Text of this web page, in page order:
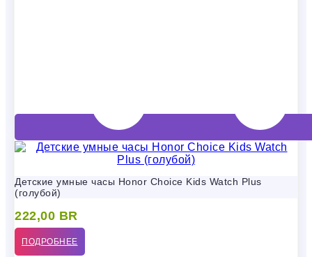
Детские умные часы Honor Choice Kids Watch Plus
(голубой)
222,00 BR
ПОДРОБНЕЕ